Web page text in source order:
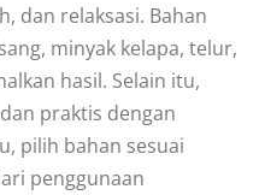
dan relaksasi. Bahan
minyak kelapa, telur,
hasil. Selain itu,
praktis dengan
pilih bahan sesuai
penggunaan